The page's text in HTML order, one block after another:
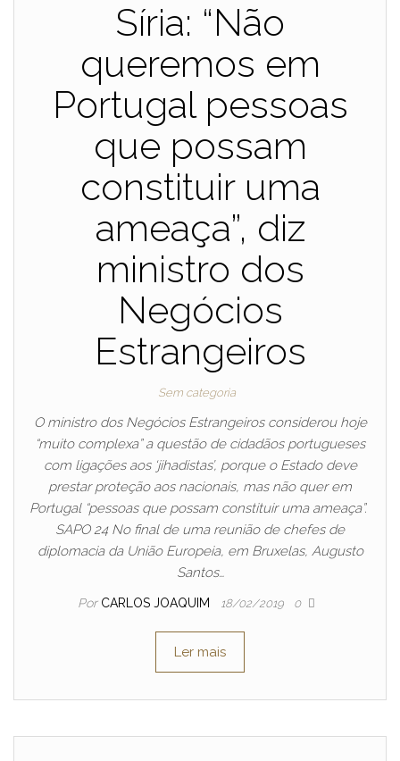
Síria: “Não
queremos em
Portugal pessoas
que possam
constituir uma
ameaça”, diz
ministro dos
Negócios
Estrangeiros
Sem categoria
O ministro dos Negócios Estrangeiros considerou hoje
“muito complexa” a questão de cidadãos portugueses
com ligações aos ‘jihadistas’, porque o Estado deve
prestar proteção aos nacionais, mas não quer em
Portugal “pessoas que possam constituir uma ameaça”.
SAPO 24 No final de uma reunião de chefes de
diplomacia da União Europeia, em Bruxelas, Augusto
Santos…
Por CARLOS JOAQUIM 18/02/2019 0
Ler mais